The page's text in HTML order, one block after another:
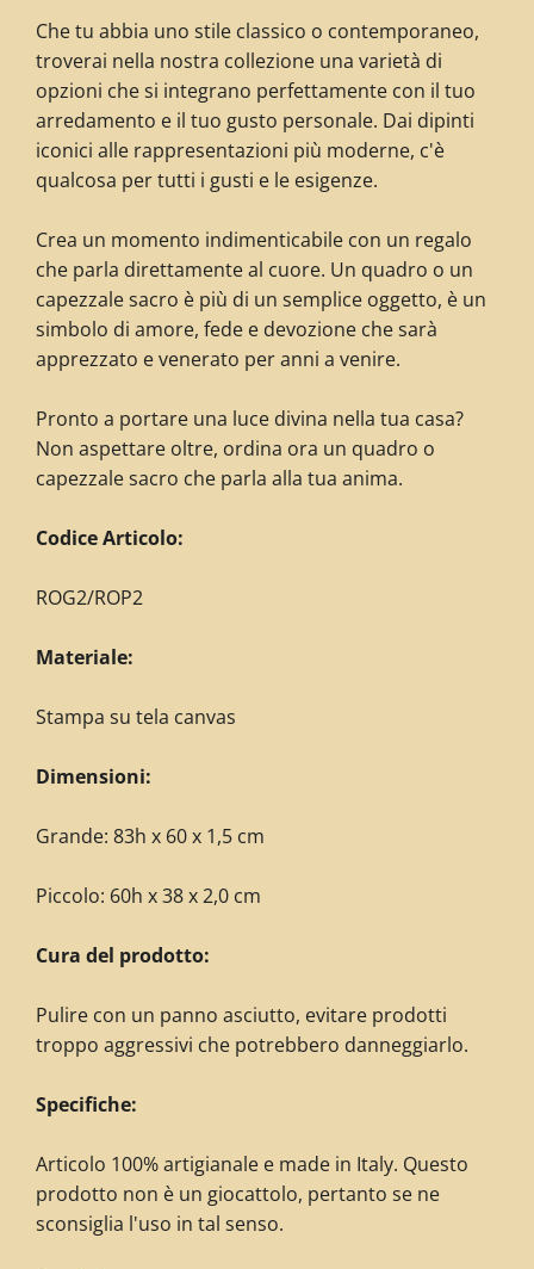
Che tu abbia uno stile classico o contemporaneo,
troverai nella nostra collezione una varietà di
opzioni che si integrano perfettamente con il tuo
arredamento e il tuo gusto personale. Dai dipinti
iconici alle rappresentazioni più moderne, c'è
qualcosa per tutti i gusti e le esigenze.
Crea un momento indimenticabile con un regalo
che parla direttamente al cuore. Un quadro o un
capezzale sacro è più di un semplice oggetto, è un
simbolo di amore, fede e devozione che sarà
apprezzato e venerato per anni a venire.
Pronto a portare una luce divina nella tua casa?
Non aspettare oltre, ordina ora un quadro o
capezzale sacro che parla alla tua anima.
Codice Articolo:
ROG2/ROP2
Materiale:
Stampa su tela canvas
Dimensioni:
Grande: 83h x 60 x 1,5 cm
Piccolo: 60h x 38 x 2,0 cm
Cura del prodotto:
Pulire con un panno asciutto, evitare prodotti
troppo aggressivi che potrebbero danneggiarlo.
Specifiche:
Articolo 100% artigianale e made in Italy. Questo
prodotto non è un giocattolo, pertanto se ne
sconsiglia l'uso in tal senso.